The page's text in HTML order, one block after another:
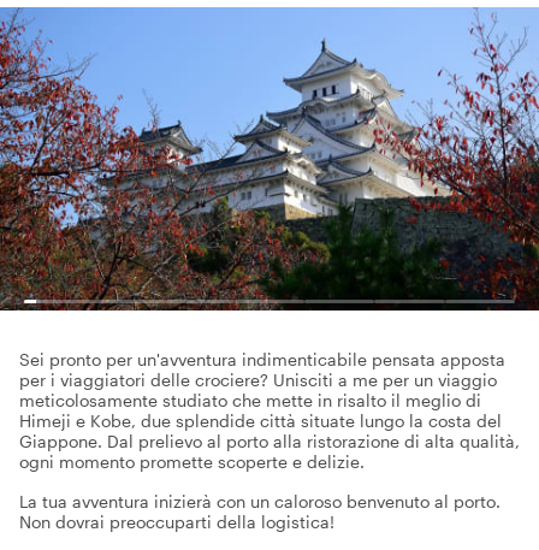
Sei pronto per un'avventura indimenticabile pensata apposta
per i viaggiatori delle crociere? Unisciti a me per un viaggio
meticolosamente studiato che mette in risalto il meglio di
Himeji e Kobe, due splendide città situate lungo la costa del
Giappone. Dal prelievo al porto alla ristorazione di alta qualità,
ogni momento promette scoperte e delizie.
La tua avventura inizierà con un caloroso benvenuto al porto.
Non dovrai preoccuparti della logistica!